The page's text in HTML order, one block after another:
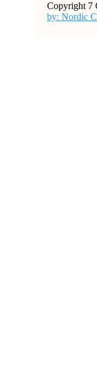
Copyright 7
by: Nordic